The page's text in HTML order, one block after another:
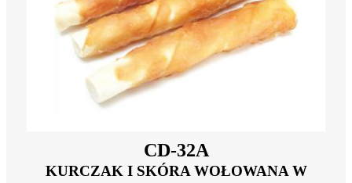
CD-32A
KURCZAK I SKÓRA WOŁOWANA W